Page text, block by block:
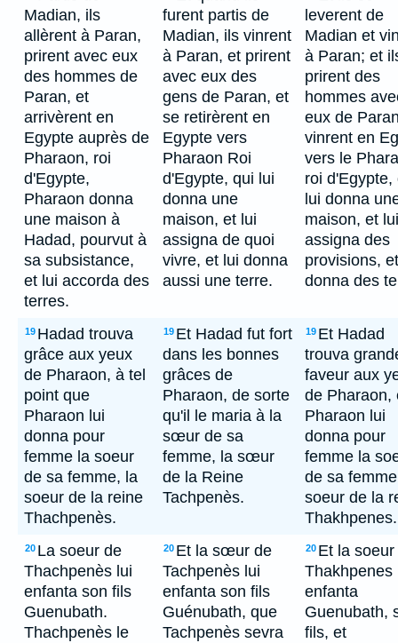
Madian, ils
allèrent à Paran,
prirent avec eux
des hommes de
Paran, et
arrivèrent en
Egypte auprès de
Pharaon, roi
d'Egypte,
Pharaon donna
une maison à
Hadad, pourvut à
sa subsistance,
et lui accorda des
terres.
furent partis de
Madian, ils vinrent
à Paran, et prirent
avec eux des
gens de Paran, et
se retirèrent en
Egypte vers
Pharaon Roi
d'Egypte, qui lui
donna une
maison, et lui
assigna de quoi
vivre, et lui donna
aussi une terre.
leverent de
Madian et
à Paran; et
prirent des
hommes
eux de
vinrent en
vers le
roi d'Egypte,
lui donna
maison, et lui
assigna des
provisions,
donna des
19 Hadad trouva
grâce aux yeux
de Pharaon, à tel
point que
Pharaon lui
donna pour
femme la soeur
de sa femme, la
soeur de la reine
Thachpenès.
19 Et Hadad fut fort
dans les bonnes
grâces de
Pharaon, de sorte
qu'il le maria à la
sœur de sa
femme, la sœur
de la Reine
Tachpenès.
19 Et Hadad
trouva
faveur aux
de Pharaon,
Pharaon lui
donna pour
femme la
de sa
soeur de la
Thakhpenes.
20 La soeur de
Thachpenès lui
enfanta son fils
Guenubath.
Thachpenès le
20 Et la sœur de
Tachpenès lui
enfanta son fils
Guénubath, que
Tachpenès sevra
20 Et la soeur
Thakhpenes
enfanta
Guenubath,
fils, et